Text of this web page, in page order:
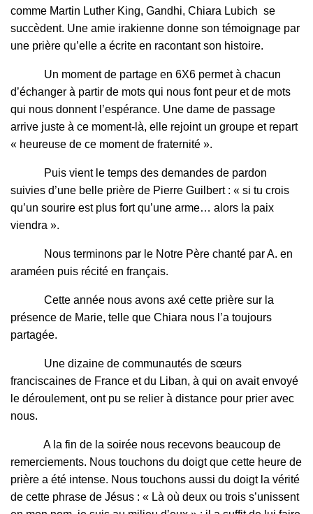
comme Martin Luther King, Gandhi, Chiara Lubich se
succèdent. Une amie irakienne donne son témoignage par
une prière qu’elle a écrite en racontant son histoire.
Un moment de partage en 6X6 permet à chacun
d’échanger à partir de mots qui nous font peur et de mots
qui nous donnent l’espérance. Une dame de passage
arrive juste à ce moment-là, elle rejoint un groupe et repart
« heureuse de ce moment de fraternité ».
Puis vient le temps des demandes de pardon
suivies d’une belle prière de Pierre Guilbert : « si tu crois
qu’un sourire est plus fort qu’une arme… alors la paix
viendra ».
Nous terminons par le Notre Père chanté par A. en
araméen puis récité en français.
Cette année nous avons axé cette prière sur la
présence de Marie, telle que Chiara nous l’a toujours
partagée.
Une dizaine de communautés de sœurs
franciscaines de France et du Liban, à qui on avait envoyé
le déroulement, ont pu se relier à distance pour prier avec
nous.
A la fin de la soirée nous recevons beaucoup de
remerciements. Nous touchons du doigt que cette heure de
prière a été intense. Nous touchons aussi du doigt la vérité
de cette phrase de Jésus : « Là où deux ou trois s’unissent